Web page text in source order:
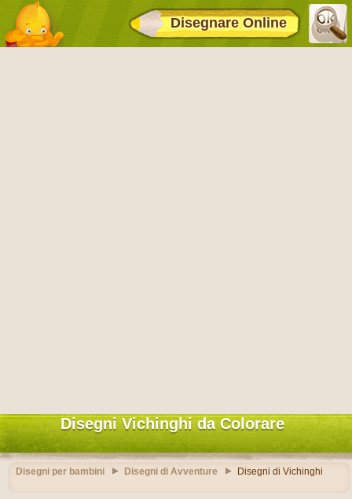
Disegnare Online
Disegni Vichinghi da Colorare
Disegni per bambini Disegni di Avventure Disegni di Vichinghi